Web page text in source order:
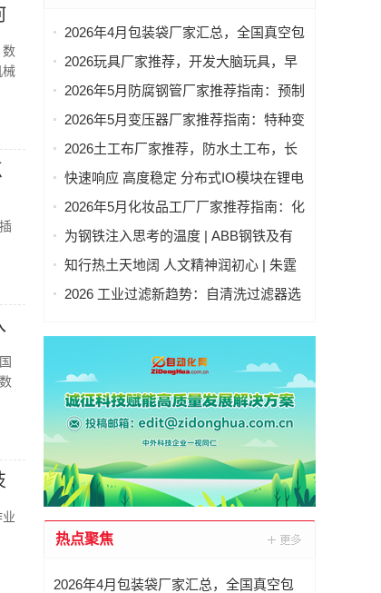
数
械
2026年4月包装袋厂家汇总，全国真空包
装袋，密封包装袋，凹版包装袋，相机
南
2026玩具厂家推荐，开发大脑玩具，早
教启蒙玩具，桌游玩具，儿童玩具厂家
2026年5月防腐钢管厂家推荐指南：预制
直埋保温钢管，涂塑钢管，保温钢管，
2026年5月变压器厂家推荐指南：特种变
压器，单相变压器，低压变压器，定制
2026土工布厂家推荐，防水土工布，长
丝土工布，防渗土工布，无纺土工布，
快速响应 高度稳定 分布式IO模块在锂电
池制造的优势揭秘 | 支持Modbus、
EtherCAT、Ethernet/IP、BACnet/IP等多
种协议
2026年5月化妆品工厂厂家推荐指南：化
妆品OEM，化妆品贴牌，化妆品公司优
为钢铁注入思考的温度 | ABB钢铁及有
色金属行业智能制造解决方案专属网页
知行热土天地阔 人文精神润初心 | 朱霆
随兰州大学管理学院河西走廊移动课堂
2026 工业过滤新趋势：自清洗过滤器选
热点聚焦
2026年4月包装袋厂家汇总，全国真空包